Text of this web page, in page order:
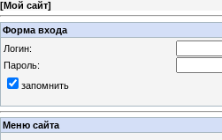
[Мой сайт]
Форма входа
Логин:
Пароль:
запомнить
Меню сайта